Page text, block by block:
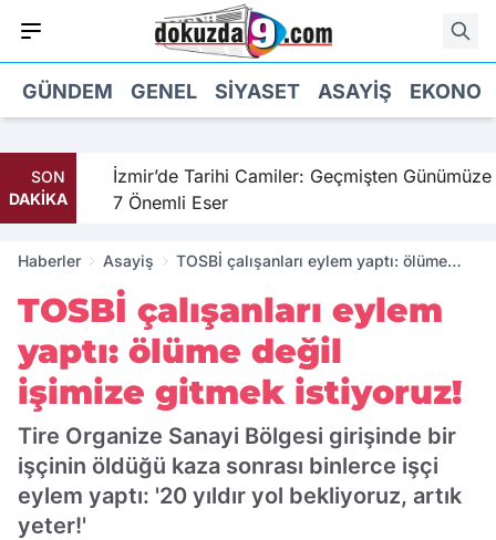
GÜNDEM GENEL SIYASET ASAYIŞ
SON
DAKİKA
İzmir’de Tarihi Camiler: Geçmişten Günümüze
7 Önemli Eser
Haberler Asayiş
TOSBİ çalışanları eylem yaptı: ölüme
TOSBİ çalışanları eylem
yaptı: ölüme değil
işimize gitmek istiyoruz!
Tire Organize Sanayi Bölgesi girişinde bir
işçinin öldüğü kaza sonrası binlerce işçi
eylem yaptı: '20 yıldır yol bekliyoruz, artık
yeter!'